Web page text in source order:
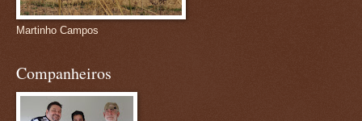
Martinho Campos
Companheiros